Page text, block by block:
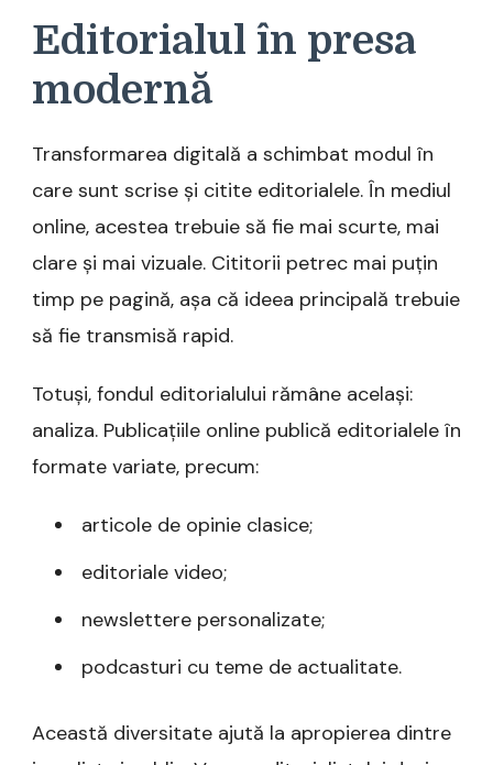
Editorialul în presa
modernă
Transformarea digitală a schimbat modul în
care sunt scrise și citite editorialele. În mediul
online, acestea trebuie să fie mai scurte, mai
clare și mai vizuale. Cititorii petrec mai puțin
timp pe pagină, așa că ideea principală trebuie
să fie transmisă rapid.
Totuși, fondul editorialului rămâne același:
analiza. Publicațiile online publică editorialele în
formate variate, precum:
articole de opinie clasice;
editoriale video;
newslettere personalizate;
podcasturi cu teme de actualitate.
Această diversitate ajută la apropierea dintre